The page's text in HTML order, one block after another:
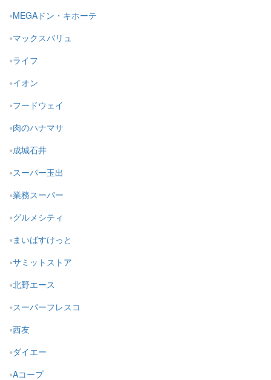
MEGAドン・キホーテ
マックスバリュ
ライフ
イオン
フードウェイ
肉のハナマサ
成城石井
スーパー玉出
業務スーパー
グルメシティ
まいばすけっと
サミットストア
北野エース
スーパーフレスコ
西友
ダイエー
Aコープ